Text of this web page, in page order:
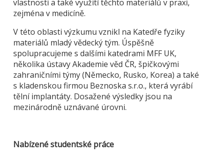
vlastnosti a také využití těchto materiálů v praxi,
zejména v medicíně.
V této oblasti výzkumu vznikl na Katedře fyziky
materiálů mladý vědecký tým. Úspěšně
spolupracujeme s dalšími katedrami MFF UK,
několika ústavy Akademie věd ČR, špičkovými
zahraničními týmy (Německo, Rusko, Korea) a také
s kladenskou firmou Beznoska s.r.o., která vyrábí
tělní implantáty. Dosažené výsledky jsou na
mezinárodně uznávané úrovni.
Nabízené studentské práce